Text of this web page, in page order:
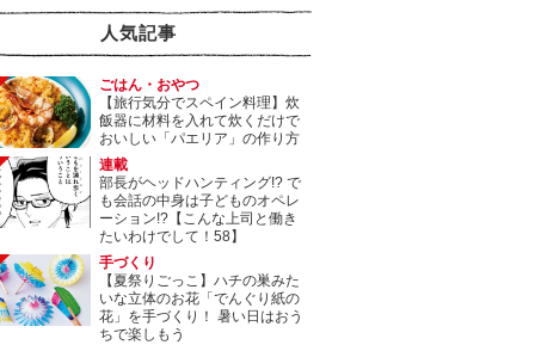
人気記事
ごはん・おやつ
【旅行気分でスペイン料理】炊
飯器に材料を入れて炊くだけで
おいしい「パエリア」の作り方
連載
部長がヘッドハンティング!? で
も会話の中身は子どものオペレ
ーション!?【こんな上司と働き
たいわけでして！58】
手づくり
【夏祭りごっこ】ハチの巣みた
いな立体のお花「でんぐり紙の
花」を手づくり！ 暑い日はおう
ちで楽しもう